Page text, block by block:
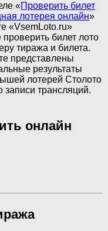
«Проверить билет
лотерея онлайн»
«VsemLoto.ru»
проверить билет лото
тиража и билета.
представлены
результаты
лотерей Столото
записи трансляций.
онлайн